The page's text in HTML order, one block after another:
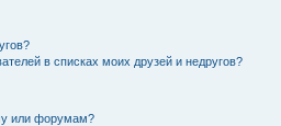
в списках моих друзей и недругов?
или форумам?